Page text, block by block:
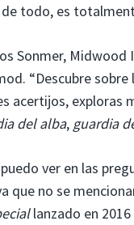
todo, es
Sonmer,
“Descubre
acertijos, exploras
del alba, guardia
ver en las
que no se
lanzado en